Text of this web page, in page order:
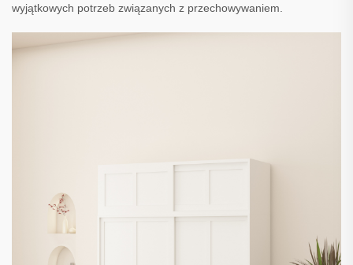
wyjątkowych potrzeb związanych z przechowywaniem.